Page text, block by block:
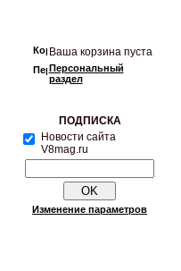
Ваша корзина пуста
Персональный
раздел
ПОДПИСКА
Новости сайта
V8mag.ru
Изменение параметров